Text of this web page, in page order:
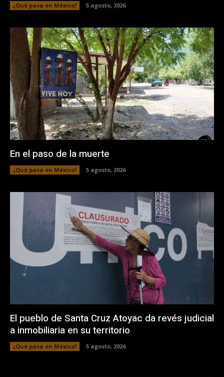
¿Qué pasa en México? 5 agosto, 2026
En el paso de la muerte
¿Qué pasa en México? 5 agosto, 2026
El pueblo de Santa Cruz Atoyac da revés judicial
a inmobiliaria en su territorio
¿Qué pasa en México? 5 agosto, 2026